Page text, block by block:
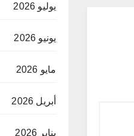
يوليو 2026
يونيو 2026
مايو 2026
أبريل 2026
يناير 2026